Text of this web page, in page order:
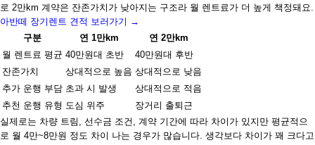
로 2만km 계약은 잔존가치가 낮아지는 구조라 월 렌트료가 더 높게 책정돼요.
아반떼 장기렌트 견적 보러가기 →
구분
연 1만km
연 2만km
월 렌트료 평균 40만원대 초반
40만원대 후반
잔존가치
상대적으로 높음 상대적으로 낮음
추가 운행 부담 초과 시 발생
상대적으로 적음
추천 운행 유형 도심 위주
장거리 출퇴근
실제로는 차량 트림, 선수금 조건, 계약 기간에 따라 차이가 있지만 평균적으
로 월 4만~8만원 정도 차이 나는 경우가 많습니다. 생각보다 차이가 꽤 크다고